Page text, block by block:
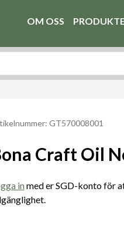
OM OSS
GT570008001
Craft Oil
inmed er SGD-konto för